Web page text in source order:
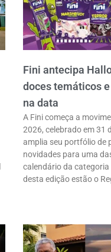
Fini antecipa
doces temáticos
na data
A Fini começa a
2026, celebrado em 31
amplia seu portfólio de
novidades para uma
calendário da
desta edição estão o